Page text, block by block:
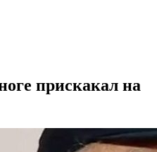
прискакал на